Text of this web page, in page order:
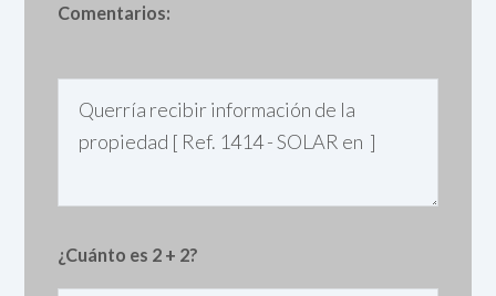
Comentarios:
¿Cuánto es 2 + 2?